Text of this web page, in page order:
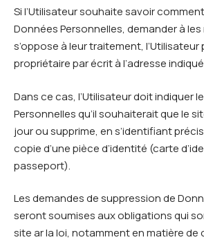
Si l’Utilisateur souhaite savoir
Données Personnelles, demander à
s’oppose à leur traitement,
propriétaire par écrit à l’adresse
Dans ce cas, l’Utilisateur doit indiquer
Personnelles qu’il souhaiterait que le
jour ou supprime, en s’identifiant
copie d’une pièce d’identité (carte
passeport).
Les demandes de suppression de
seront soumises aux obligations qui
site ar la loi, notamment en matière